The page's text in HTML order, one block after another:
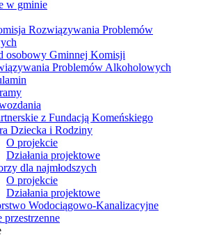
w gminie
Rozwiązywania Problemów
osobowy Gminnej Komisji
Problemów Alkoholowych
z Fundacją Komeńskiego
Dziecka i Rodziny
O projekcie
Działania projektowe
dla najmłodszych
O projekcie
Działania projektowe
Wodociągowo-Kanalizacyjne
przestrzenne